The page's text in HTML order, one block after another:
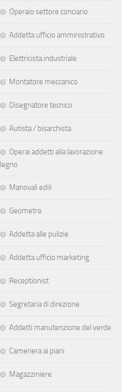
Operaio settore conciario
Addetta ufficio amministrativo
Elettricista industriale
Montatore meccanico
Disegnatore tecnico
Autista / bisarchista
Operai addetti alla lavorazione
legno
Manovali edili
Geometra
Addetta alle pulizie
Addetta ufficio marketing
Receptionist
Segretaria di direzione
Addetti manutenzione del verde
Cameriera ai piani
Magazziniere